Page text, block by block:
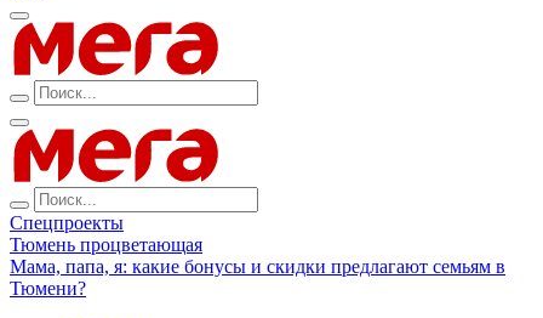
Спецпроекты
Тюмень процветающая
Мама, папа, я: какие бонусы и скидки предлагают семьям в
Тюмени?